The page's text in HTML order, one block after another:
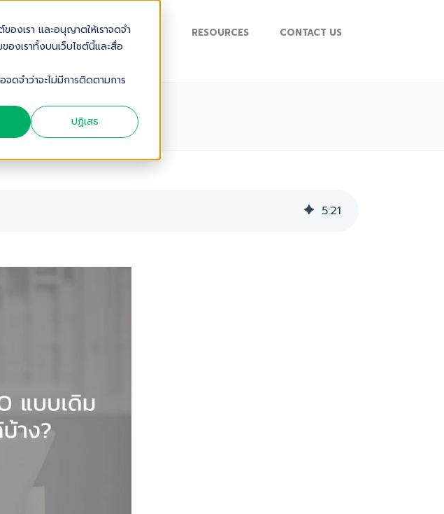
งเรา และอนุญาตให้เราจดจำ
องเราทั้งบนเว็บไซต์นี้และสื่อ
ดจำว่าจะไม่มีการติดตามการ
ปฏิเสธ
SERVICES & SUPPORT RESOURCES CONTACT US
5:21